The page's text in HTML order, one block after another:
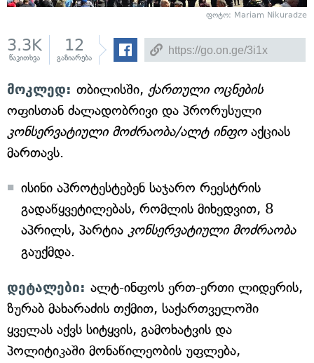
ფოტო: Mariam Nikuradze
3.3K
წაკითხვა
12
გაზიარება
მოკლედ: თბილისში, ქართული ოცნების
ოფისთან ძალადობრივი და პრორუსული
კონსერვატიული მოძრაობა/ალტ ინფოაქციას
მართავს.
ისინი აპროტესტებენ საჯარო რეესტრის
გადაწყვეტილებას, რომლის მიხედვით, 8
აპრილს, პარტია კონსერვატიული მოძრაობა
გაუქმდა.
დეტალები: ალტ-ინფოს ერთ-ერთი ლიდერის,
ზურაბ მახარაძის თქმით, საქართველოში
ყველას აქვს სიტყვის, გამოხატვის და
პოლიტიკაში მონაწილეობის უფლება,